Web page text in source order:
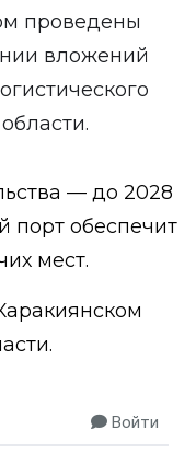
проведены
вложений
— до 2028
порт обеспечит
мест.
Войти